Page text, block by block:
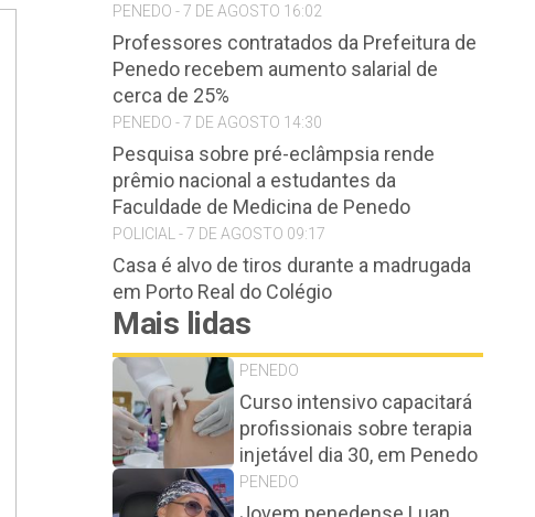
PENEDO - 7 DE AGOSTO 16:02
Professores contratados da Prefeitura de
Penedo recebem aumento salarial de
cerca de 25%
PENEDO - 7 DE AGOSTO 14:30
Pesquisa sobre pré-eclâmpsia rende
prêmio nacional a estudantes da
Faculdade de Medicina de Penedo
POLICIAL - 7 DE AGOSTO 09:17
Casa é alvo de tiros durante a madrugada
em Porto Real do Colégio
Mais lidas
PENEDO
Curso intensivo capacitará
profissionais sobre terapia
injetável dia 30, em Penedo
PENEDO